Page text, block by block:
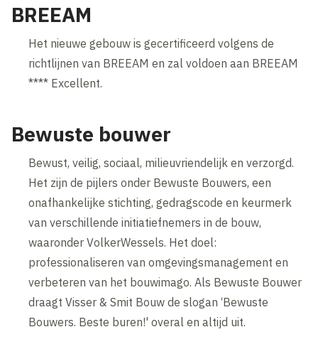
BREEAM
Het nieuwe gebouw is gecertificeerd volgens de
richtlijnen van BREEAM en zal voldoen aan BREEAM
**** Excellent.
Bewuste bouwer
Bewust, veilig, sociaal, milieuvriendelijk en verzorgd.
Het zijn de pijlers onder Bewuste Bouwers, een
onafhankelijke stichting, gedragscode en keurmerk
van verschillende initiatiefnemers in de bouw,
waaronder VolkerWessels. Het doel:
professionaliseren van omgevingsmanagement en
verbeteren van het bouwimago. Als Bewuste Bouwer
draagt Visser & Smit Bouw de slogan ‘Bewuste
Bouwers. Beste buren!' overal en altijd uit.